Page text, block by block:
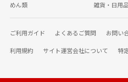
めん類 雑貨・日用
ご利用ガイド よくあるご質問 お問い
利用規約 サイト運営会社について 特